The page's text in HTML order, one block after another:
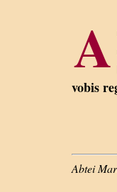
A
vobis
Abtei